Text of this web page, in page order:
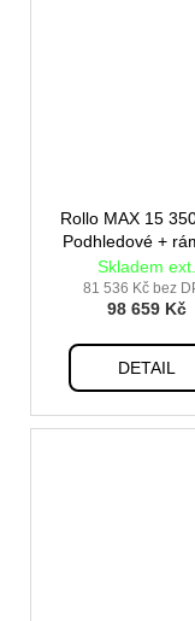
Rollo MAX 15
Podhledové +
vestavbu
Skladem ext.
81 536 Kč bez
98 659 Kč
DETAIL